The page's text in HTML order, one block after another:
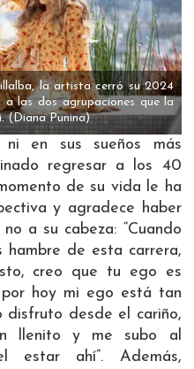
la artista cerró su 2024
las dos agrupaciones que la
(Diana Punina)
en sus sueños más
regresar a los 40
de su vida le ha
y agradece haber
a su cabeza: “Cuando
hambre de esta carrera,
creo que tu ego es
hoy mi ego está tan
disfruto desde el cariño,
llenito y me subo al
estar ahí”. Además,